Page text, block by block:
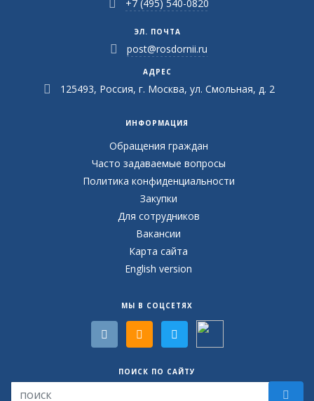
+7 (495) 540-0820
ЭЛ. ПОЧТА
post@rosdornii.ru
АДРЕС
125493, Россия, г. Москва, ул. Смольная, д. 2
ИНФОРМАЦИЯ
Обращения граждан
Часто задаваемые вопросы
Политика конфиденциальности
Закупки
Для сотрудников
Вакансии
Карта сайта
English version
МЫ В СОЦСЕТЯХ
ПОИСК ПО САЙТУ